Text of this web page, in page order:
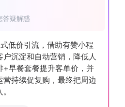
答疑解惑
低价引流，借助有赞小程
沉淀和自动营销，降低人
+早餐套餐提升客单价，并
营持续促复购，最终把周边